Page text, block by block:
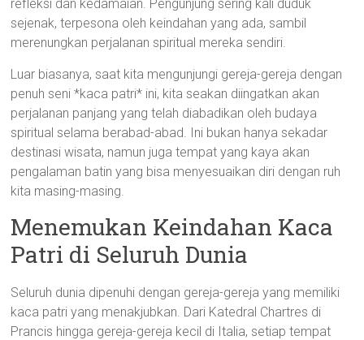
refleksi dan kedamaian. Pengunjung sering kali duduk
sejenak, terpesona oleh keindahan yang ada, sambil
merenungkan perjalanan spiritual mereka sendiri.
Luar biasanya, saat kita mengunjungi gereja-gereja dengan
penuh seni *kaca patri* ini, kita seakan diingatkan akan
perjalanan panjang yang telah diabadikan oleh budaya
spiritual selama berabad-abad. Ini bukan hanya sekadar
destinasi wisata, namun juga tempat yang kaya akan
pengalaman batin yang bisa menyesuaikan diri dengan ruh
kita masing-masing.
Menemukan Keindahan Kaca
Patri di Seluruh Dunia
Seluruh dunia dipenuhi dengan gereja-gereja yang memiliki
kaca patri yang menakjubkan. Dari Katedral Chartres di
Prancis hingga gereja-gereja kecil di Italia, setiap tempat